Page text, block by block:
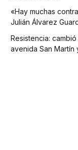
«Hay muchas
Julián Álvarez
Resistencia:
avenida San Martín